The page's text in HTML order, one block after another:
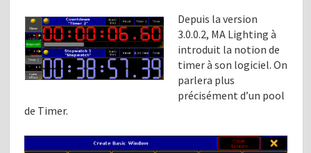
Depuis la version
3.0.0.2, MA Lighting à
introduit la notion de
timer à son logiciel. On
parlera plus
précisément d’un pool
de Timer.